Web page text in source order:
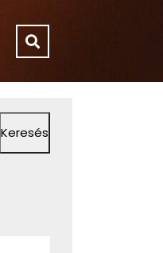
Keresés